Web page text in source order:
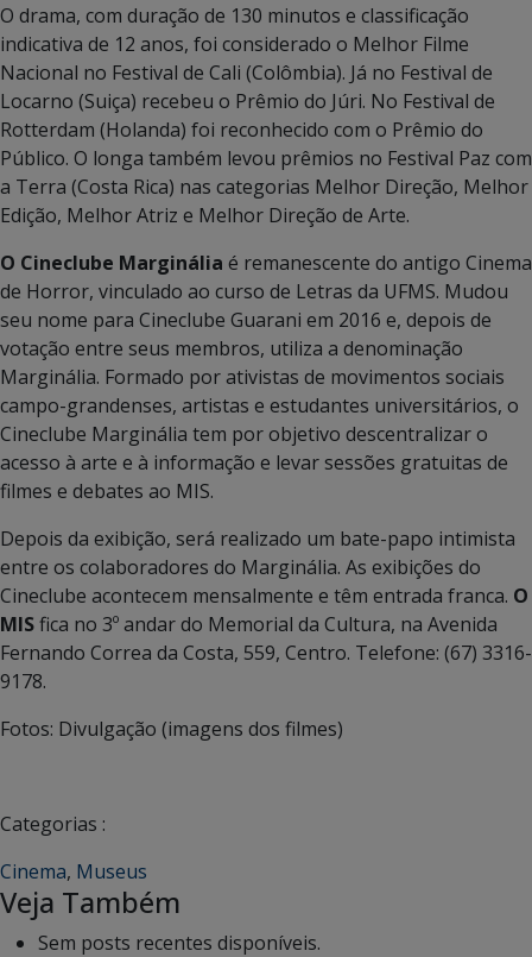
O drama, com duração de 130 minutos e classificação
indicativa de 12 anos, foi considerado o Melhor Filme
Nacional no Festival de Cali (Colômbia). Já no Festival de
Locarno (Suiça) recebeu o Prêmio do Júri. No Festival de
Rotterdam (Holanda) foi reconhecido com o Prêmio do
Público. O longa também levou prêmios no Festival Paz com
a Terra (Costa Rica) nas categorias Melhor Direção, Melhor
Edição, Melhor Atriz e Melhor Direção de Arte.
O Cineclube Marginália é remanescente do antigo Cinema
de Horror, vinculado ao curso de Letras da UFMS. Mudou
seu nome para Cineclube Guarani em 2016 e, depois de
votação entre seus membros, utiliza a denominação
Marginália. Formado por ativistas de movimentos sociais
campo-grandenses, artistas e estudantes universitários, o
Cineclube Marginália tem por objetivo descentralizar o
acesso à arte e à informação e levar sessões gratuitas de
filmes e debates ao MIS.
Depois da exibição, será realizado um bate-papo intimista
entre os colaboradores do Marginália. As exibições do
Cineclube acontecem mensalmente e têm entrada franca. O
MISfica no 3º andar do Memorial da Cultura, na Avenida
Fernando Correa da Costa, 559, Centro. Telefone: (67) 3316-
9178.
Fotos: Divulgação (imagens dos filmes)
Categorias :
Cinema, Museus
Veja Também
Sem posts recentes disponíveis.